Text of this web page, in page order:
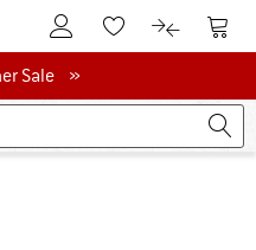
Zum KundenkontoZum Merkzettel.
Zum Zum
SaleSale »